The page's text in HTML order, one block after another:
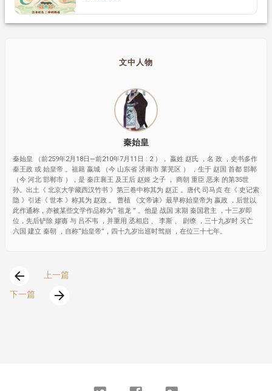
文中人物
秦始皇
秦始皇 （前259年2月18日—前210年7月11日 : 2 ）， 嬴姓 赵氏 ，名 政 ，史书多作
秦王政 或 始皇帝 。祖籍 嬴城 （今 山东省 济南市 莱芜区 ） ，生于 赵国 首都 邯郸
（今 河北 邯郸市 ），是 秦庄襄王 及王后 赵姬 之子 ， 商朝 重臣 恶来 的第35世
孙。出土《 北京大学藏西汉竹书 》第三卷中称其为 赵正 。唐代 司马贞 在《 史记索
隐 》引述《 世本 》称其为 赵政 。 曹植 《文帝诔》最早称始皇帝为 嬴政 ，后世以
此作通称，亦被某些文学作品称为“ 祖龙 ” 。他是 战国 末期 秦国君主 ，十三岁即
位，先后铲除 嫪毐 与 吕不韦 ，并重用 丞相启 、 李斯 、 尉缭 ，三十九岁时 灭亡
六国 建立 秦朝 ，自称“始皇帝”，四十九岁出巡时驾崩 ，在位三十七年。
arrow_back
上一篇
下一篇
arrow_forward